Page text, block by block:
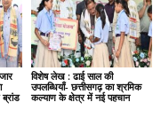
विशेष लेख : ढाई साल की
उपलब्धियाँ- छत्तीसगढ़ का श्रमिक
कल्याण के क्षेत्र में नई पहचान